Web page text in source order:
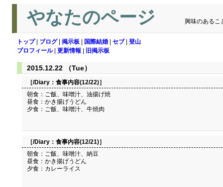
やなたのページ 興味のあるこ
トップ| ブログ| 掲示板 国際結婚 セブ| 登山
プロフィール| 更新情報 旧掲示板
2015.12.22 （Tue）
［/Diary： 食事内容(12/22)］
朝食：ご飯、味噌汁、油揚げ焼
昼食：かき揚げうどん
夕食：ご飯、味噌汁、牛焼肉
［/Diary： 食事内容(12/21)］
朝食：ご飯、味噌汁、納豆
昼食：かき揚げうどん
夕食：カレーライス